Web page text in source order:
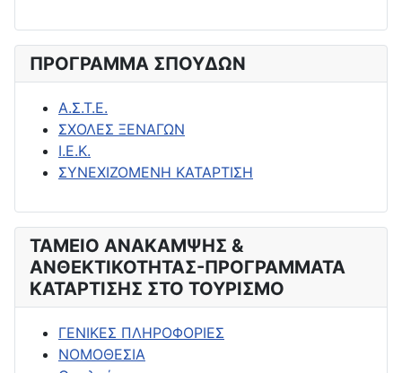
ΠΡΟΓΡΑΜΜΑ ΣΠΟΥΔΩΝ
Α.Σ.Τ.Ε.
ΣΧΟΛΕΣ ΞΕΝΑΓΩΝ
Ι.Ε.Κ.
ΣΥΝΕΧΙΖΟΜΕΝΗ ΚΑΤΑΡΤΙΣΗ
ΤΑΜΕΙΟ ΑΝΑΚΑΜΨΗΣ &
ΑΝΘΕΚΤΙΚΟΤΗΤΑΣ-ΠΡΟΓΡΑΜΜΑΤΑ
ΚΑΤΑΡΤΙΣΗΣ ΣΤΟ ΤΟΥΡΙΣΜΟ
ΓΕΝΙΚΕΣ ΠΛΗΡΟΦΟΡΙΕΣ
ΝΟΜΟΘΕΣΙΑ